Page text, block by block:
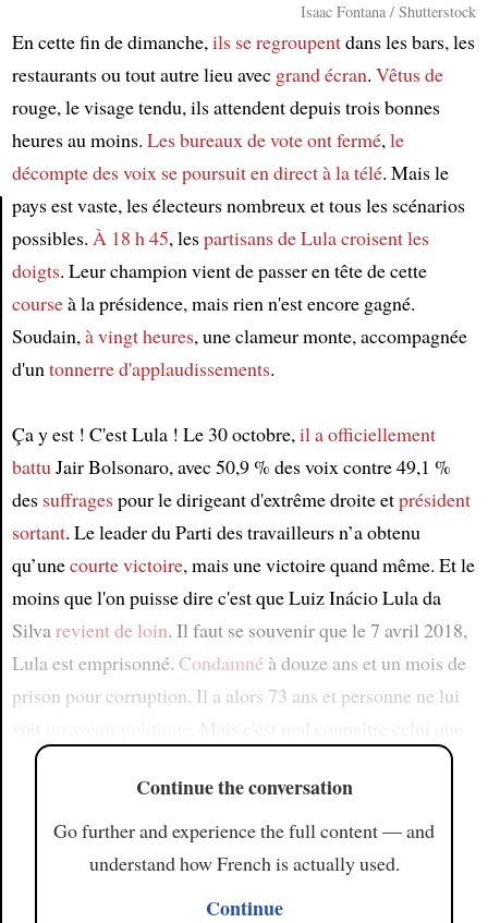
Isaac Fontana / Shutterstock
En cette fin de dimanche,ils se regroupentdans les bars, les
restaurants ou tout autre lieu avec grand écran. Vêtus de
rouge, le visage tendu, ils attendent depuis trois bonnes
heures au moins. Les bureaux de voteont fermé,le
décompte des voix se poursuit en direct à la télé. Mais le
pays est vaste, les électeurs nombreux et tous les scénarios
possibles. À 18 h 45, lespartisans de Lulacroisent les
doigts. Leur champion vient de passer en tête de cette
courseà la présidence, mais rien n'est encore gagné.
Soudain,à vingt heures, une clameur monte, accompagnée
d'untonnerre d'applaudissements.
Ça y est ! C'est Lula ! Le 30 octobre,il a officiellement
battuJair Bolsonaro, avec 50,9 % des voix contre 49,1 %
des suffragespour le dirigeant d'extrême droite etprésident
sortant. Le leader du Parti des travailleurs n’a obtenu
qu’unecourte victoire, mais une victoire quand même. Et le
moins que l'on puisse dire c'est que Luiz Inácio Lula da
Silvarevient de loin. Il faut se souvenir que le 7 avril 2018,
Lula est emprisonné. Condamné à douze ans et un mois de
prison pour corruption. Il a alors 73 ans et personne ne lui
Continue the conversation
Go further and experience the full content — and
understand how French is actually used.
Continue